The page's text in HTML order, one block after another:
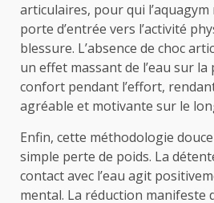
articulaires, pour qui
porte d’entrée vers l’activité
blessure. L’absence de choc
un effet massant de l’eau sur la
confort pendant l’effort,
agréable et motivante sur le
Enfin, cette méthodologie
simple perte de poids. La
contact avec l’eau agit
mental. La réduction manifeste